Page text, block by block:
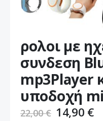
στην
αρχή
της
συλλογής
εικόνων
ρολοι με
συνδεση
mp3Player
υποδοχή
22,00 € 14,90 €